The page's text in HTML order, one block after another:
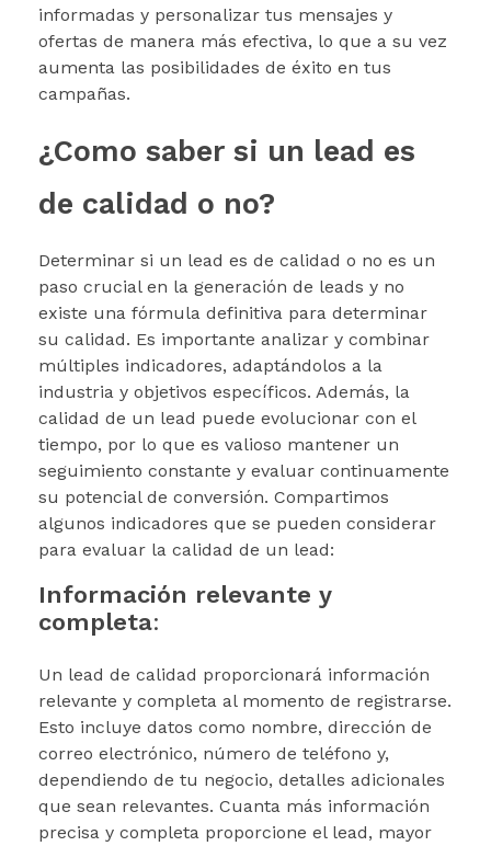
informadas y personalizar tus mensajes y
ofertas de manera más efectiva, lo que a su vez
aumenta las posibilidades de éxito en tus
campañas.
¿Como saber si un lead es
de calidad o no?
Determinar si un lead es de calidad o no es un
paso crucial en la generación de leads y no
existe una fórmula definitiva para determinar
su calidad. Es importante analizar y combinar
múltiples indicadores, adaptándolos a la
industria y objetivos específicos. Además, la
calidad de un lead puede evolucionar con el
tiempo, por lo que es valioso mantener un
seguimiento constante y evaluar continuamente
su potencial de conversión. Compartimos
algunos indicadores que se pueden considerar
para evaluar la calidad de un lead:
Información relevante y
completa:
Un lead de calidad proporcionará información
relevante y completa al momento de registrarse.
Esto incluye datos como nombre, dirección de
correo electrónico, número de teléfono y,
dependiendo de tu negocio, detalles adicionales
que sean relevantes. Cuanta más información
precisa y completa proporcione el lead, mayor